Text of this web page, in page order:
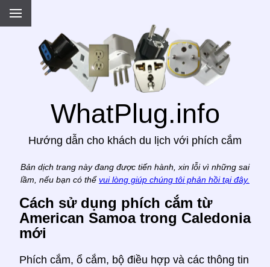
WhatPlug.info
Hướng dẫn cho khách du lịch với phích cắm
Bản dịch trang này đang được tiến hành, xin lỗi vì những sai
lầm, nếu bạn có thể vui lòng giúp chúng tôi phản hồi tại đây.
Cách sử dụng phích cắm từ
American Samoa trong Caledonia
mới
Phích cắm, ổ cắm, bộ điều hợp và các thông tin